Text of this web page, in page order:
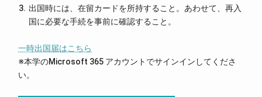
出国時には、在留カードを所持すること。あわせて、再入
国に必要な手続を事前に確認すること。
一時出国届はこちら
※本学のMicrosoft 365 アカウントでサインインしてくださ
い。